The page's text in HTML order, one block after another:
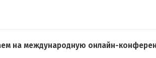
на международную онлайн-